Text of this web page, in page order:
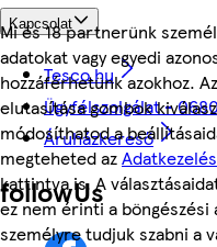
Mi és 18 partnerünk
adatokat vagy egyedi
hozzáférhetünk azokhoz.
elutasítása gombok
módosíthatod a
megteheted az
kattintva is. A
ez nem érinti a böngészési
személyre tudjuk szabni a
Kapcsolat
Tesco.hu
Ügyfélszolgálat -
Áruházkereső
followUs